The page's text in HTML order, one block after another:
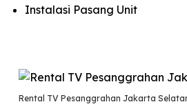
Instalasi Pasang Unit
Rental TV Pesanggrahan Jakarta